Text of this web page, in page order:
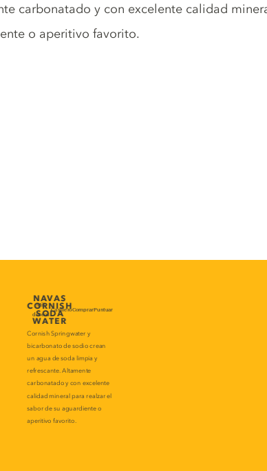
carbonatado y con excelente calidad
o aperitivo favorito.